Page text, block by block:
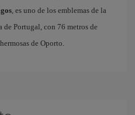
, es uno de los emblemas de la
de Portugal, con 76 metros de
de Oporto.